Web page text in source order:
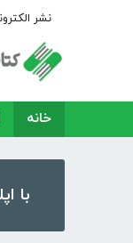
نشر
خانه
با اپلیکیشن